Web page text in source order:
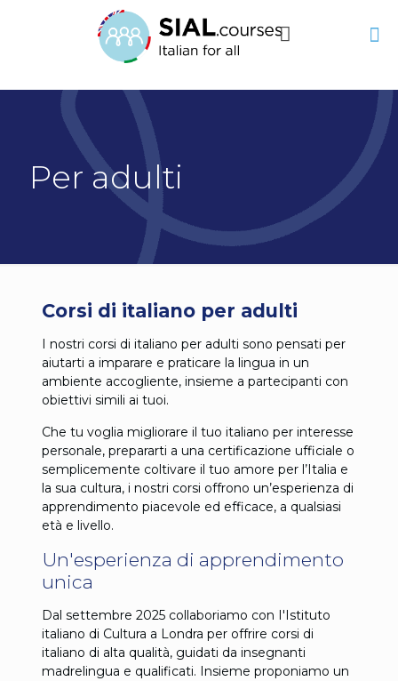
Per adulti
Corsi di italiano per adulti
I nostri corsi di italiano per adulti sono pensati per
aiutarti a imparare e praticare la lingua in un
ambiente accogliente, insieme a partecipanti con
obiettivi simili ai tuoi.
Che tu voglia migliorare il tuo italiano per interesse
personale, prepararti a una certificazione ufficiale o
semplicemente coltivare il tuo amore per l’Italia e
la sua cultura, i nostri corsi offrono un’esperienza di
apprendimento piacevole ed efficace, a qualsiasi
età e livello.
Un'esperienza di apprendimento
unica
Dal settembre 2025 collaboriamo con I'Istituto
italiano di Cultura a Londra per offrire corsi di
italiano di alta qualità, guidati da insegnanti
madrelingua e qualificati. Insieme proponiamo un